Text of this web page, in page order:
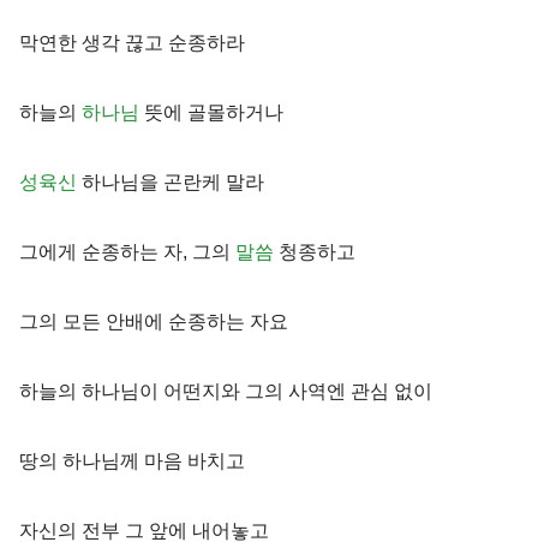
막연한 생각 끊고 순종하라
하늘의 하나님 뜻에 골몰하거나
성육신 하나님을 곤란케 말라
그에게 순종하는 자, 그의 말씀 청종하고
그의 모든 안배에 순종하는 자요
하늘의 하나님이 어떤지와 그의 사역엔 관심 없이
땅의 하나님께 마음 바치고
자신의 전부 그 앞에 내어놓고